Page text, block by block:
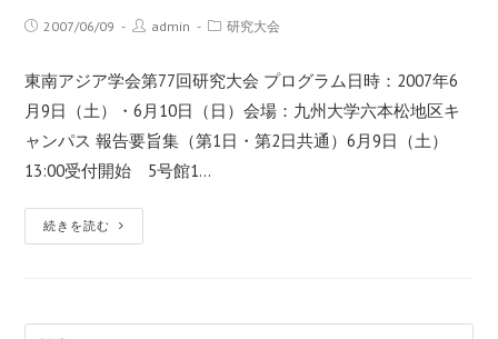
2007/06/09 admin 研究大会
東南アジア学会第77回研究大会 プログラム日時：2007年6
月9日（土）・6月10日（日）会場：九州大学六本松地区キ
ャンパス 報告要旨集（第1日・第2日共通）6月9日（土）
13:00受付開始 5号館1…
続きを読む